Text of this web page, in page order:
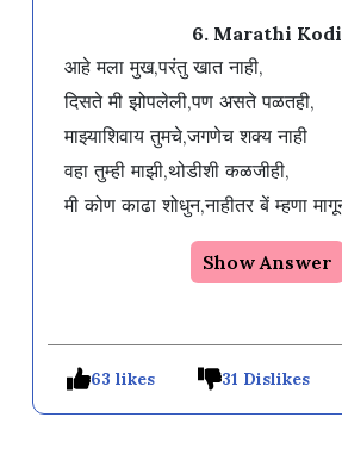
6. Marathi Kodi
आहे मला मुख,परंतु खात नाही,
दिसते मी झोपलेली,पण असते पळतही,
माझ्याशिवाय तुमचे,जगणेच शक्य नाही
वहा तुम्ही माझी,थोडीशी कळजीही,
Show Answer
63 likes 31 Dislikes